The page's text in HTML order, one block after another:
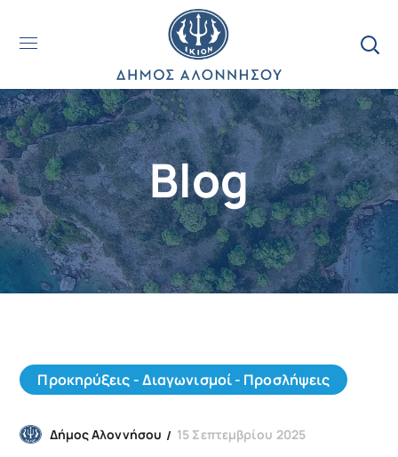
Blog
Προκηρύξεις - Διαγωνισμοί - Προσλήψεις
Δήμος Αλοννήσου 15 Σεπτεμβρίου 2025